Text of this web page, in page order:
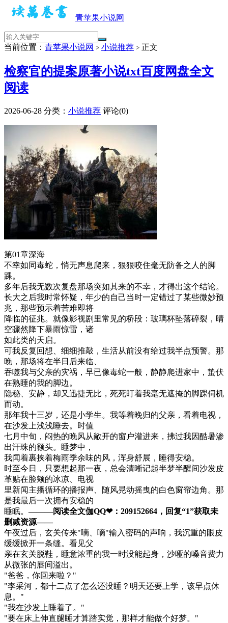
青苹果小说网
当前位置： 青苹果小说网 > 小说推荐 > 正文
检察官的提案原著小说txt百度网盘全文
阅读
2026-06-28 分类： 小说推荐 评论(0)
第01章深海
不幸如同毒蛇，悄无声息爬来，狠狠咬住毫无防备之人的脚
踝。
多年后我无数次复盘那场突如其来的不幸，才得出这个结论。
长大之后我时常怀疑，年少的自己当时一定错过了某些微妙预
兆，那些预示着苦难即将
降临的征兆。就像影视剧里常见的桥段：玻璃杯坠落碎裂，晴
空骤然降下暴雨惊雷，诸
如此类的天启。
可我反复回想、细细推敲，生活从前没有给过我半点预警。那
晚，那场将在半日后来临、
吞噬我与父亲的灾祸，早已像毒蛇一般，静静爬进家中，蛰伏
在熟睡的我的脚边。
隐秘、安静，却又迅捷无比，死死盯着我毫无遮掩的脚踝伺机
而动。
那年我十三岁，还是小学生。我等着晚归的父亲，看着电视，
在沙发上浅浅睡去。时值
七月中旬，闷热的晚风从敞开的窗户灌进来，拂过我因酷暑渗
出汗珠的额头。睡梦中，
我闻着裹挟着梅雨季余味的风，浑身舒展，睡得安稳。
时至今日，只要想起那一夜，总会清晰记起半梦半醒间沙发皮
革贴在脸颊的冰凉、电视
里新闻主播循环的播报声、随风晃动摇曳的白色窗帘边角。那
是我最后一次拥有安稳的
睡眠。———阅读全文伽QQ❤：209152664，回复“1”获取未
删减资源—​​​​—
午夜过后，玄关传来"嘀、嘀"输入密码的声响，我沉重的眼皮
缓缓掀开一条缝。看见父
亲在玄关脱鞋，睡意浓重的我一时没能起身，沙哑的嗓音费力
从微张的唇间溢出。
"爸爸，你回来啦？"
"李采河，都十二点了怎么还没睡？明天还要上学，该早点休
息。"
"我在沙发上睡着了。"
"要在床上伸直腿睡才算踏实觉，那样才能做个好梦。"